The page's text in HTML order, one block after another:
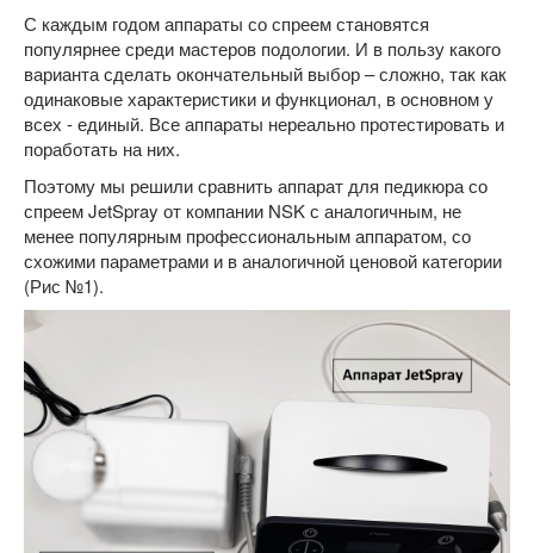
С каждым годом аппараты со спреем становятся
популярнее среди мастеров подологии. И в пользу какого
варианта сделать окончательный выбор – сложно, так как
одинаковые характеристики и функционал, в основном у
всех - единый. Все аппараты нереально протестировать и
поработать на них.
Поэтому мы решили сравнить аппарат для педикюра со
спреем JetSpray от компании NSK с аналогичным, не
менее популярным профессиональным аппаратом, со
схожими параметрами и в аналогичной ценовой категории
(Рис №1).